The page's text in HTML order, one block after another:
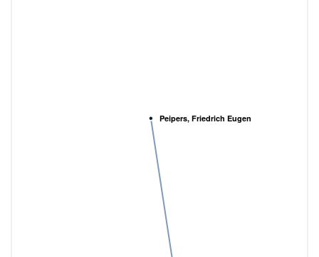
Peipers, Friedrich Eugen